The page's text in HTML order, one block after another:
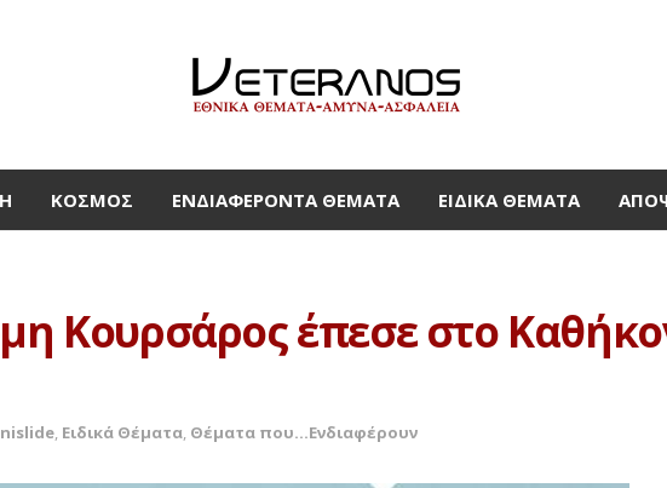
ΚΌΣΜΟΣ ΕΝΔΙΑΦΈΡΟΝΤΑ ΘΈΜΑΤΑ ΕΙΔΙΚΆ ΘΈΜΑΤΑ
Κουρσάρος έπεσε στο
, Ειδικά Θέματα, Θέματα που...Ενδιαφέρουν